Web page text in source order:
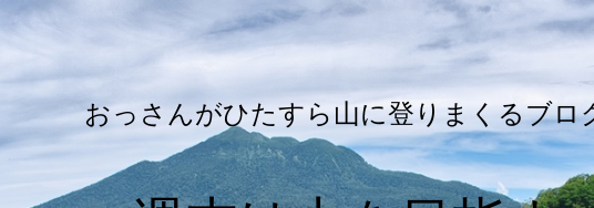
おっさんがひたすら山に登りまくるブロ